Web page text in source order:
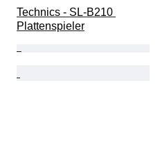
Technics - SL-B210
Plattenspieler